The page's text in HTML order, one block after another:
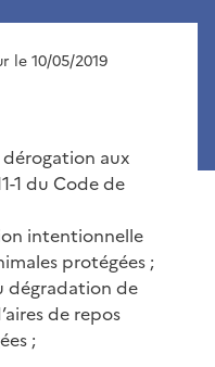
le 10/05/2019
aux
1 du Code de
intentionnelle
protégées ;
dégradation de
de repos
;